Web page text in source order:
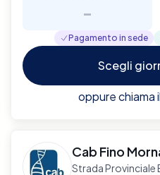
-
Pagamento in sede
Scegli
oppure chiama il
Cab Fino
Strada Provinciale